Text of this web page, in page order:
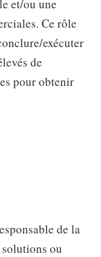
et/ou une
Ce rôle
exécuter
de
pour obtenir
de la
ou